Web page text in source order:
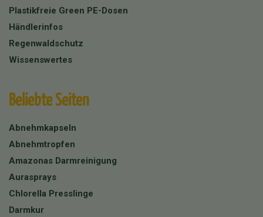
Plastikfreie Green PE-Dosen
Händlerinfos
Regenwaldschutz
Wissenswertes
Beliebte Seiten
Abnehmkapseln
Abnehmtropfen
Amazonas Darmreinigung
Aurasprays
Chlorella Presslinge
Darmkur